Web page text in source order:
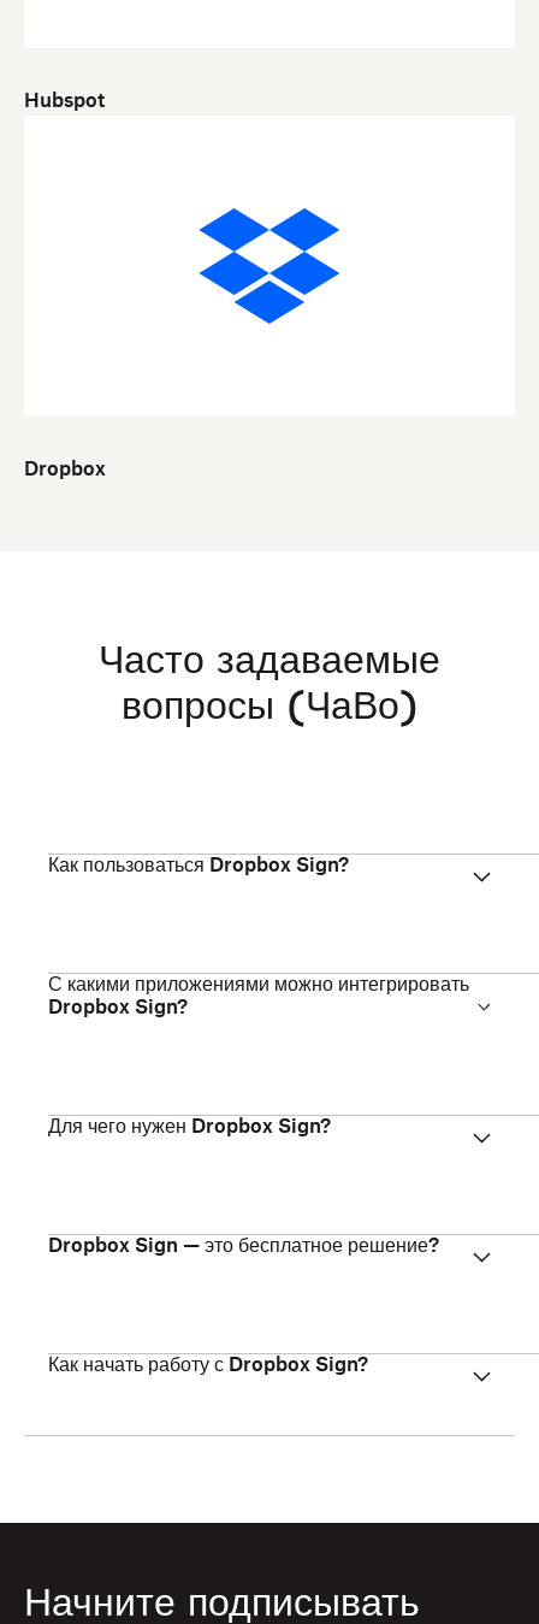
Hubspot
Dropbox
Часто задаваемые
вопросы (ЧаВо)
Как пользоваться Dropbox Sign?
С какими приложениями можно интегрировать
Dropbox Sign?
Для чего нужен Dropbox Sign?
Dropbox Sign — это бесплатное решение?
Как начать работу с Dropbox Sign?
Начните подписывать